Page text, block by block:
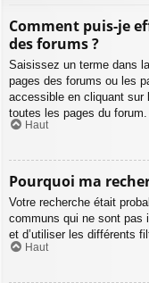
Comment puis-je
des forums ?
Saisissez un terme dans
pages des forums ou les
accessible en cliquant sur
toutes les pages du
Haut
Pourquoi ma
Votre recherche était
communs qui ne sont pas
et d’utiliser les différents
Haut